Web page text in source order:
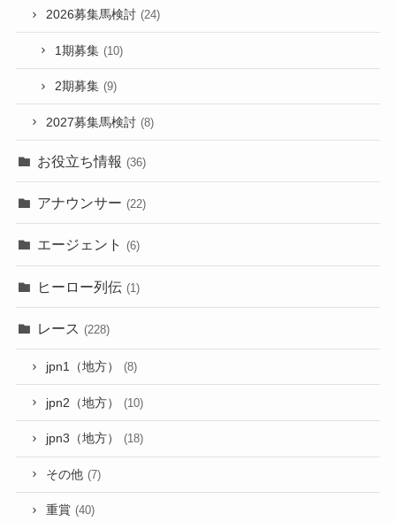
2026募集馬検討 (24)
1期募集 (10)
2期募集 (9)
2027募集馬検討 (8)
お役立ち情報 (36)
アナウンサー (22)
エージェント (6)
ヒーロー列伝 (1)
レース (228)
jpn1（地方） (8)
jpn2（地方） (10)
jpn3（地方） (18)
その他 (7)
重賞 (40)